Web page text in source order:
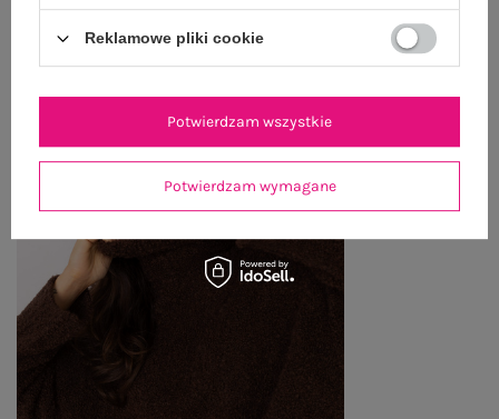
OSTATNIO OGLĄDANE
Zobacz wszystko
Reklamowe pliki cookie
Potwierdzam wymagane
Potwierdzam wszystkie